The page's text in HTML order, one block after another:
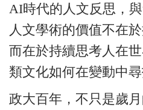
AI時代的人文反思，
人文學術的價值不在
而在於持續思考人在
類文化如何在變動中尋
政大百年，不只是歲